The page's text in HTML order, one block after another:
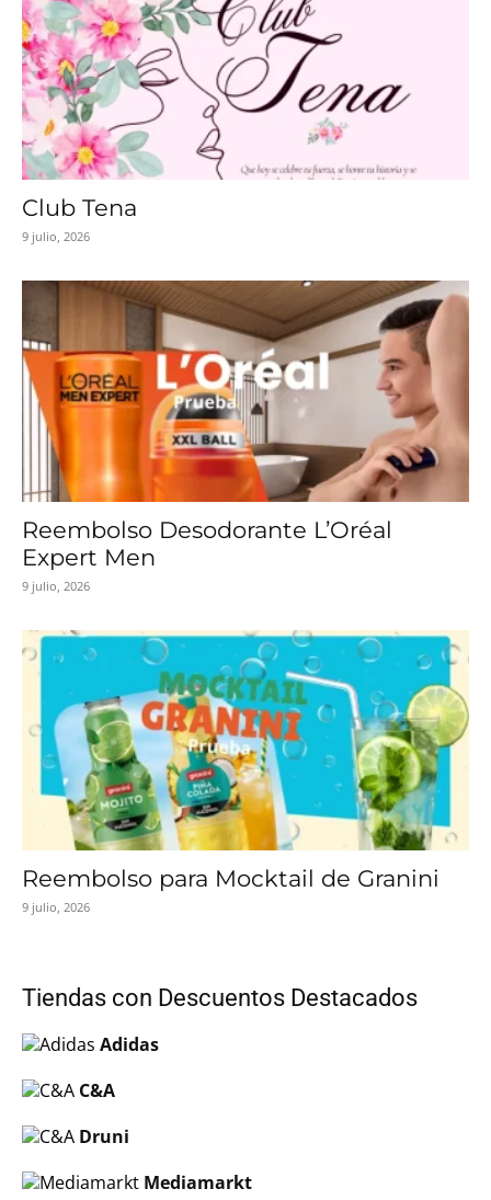
Club Tena
9 julio, 2026
Reembolso Desodorante L’Oréal
Expert Men
9 julio, 2026
Reembolso para Mocktail de Granini
9 julio, 2026
Tiendas con Descuentos Destacados
Adidas
C&A
Druni
Mediamarkt